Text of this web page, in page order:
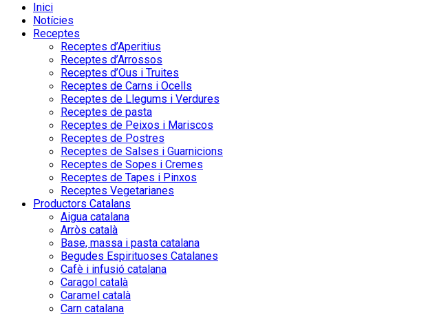
Inici
Notícies
Receptes
Receptes d’Aperitius
Receptes d’Arrossos
Receptes d’Ous i Truites
Receptes de Carns i Ocells
Receptes de Llegums i Verdures
Receptes de pasta
Receptes de Peixos i Mariscos
Receptes de Postres
Receptes de Salses i Guarnicions
Receptes de Sopes i Cremes
Receptes de Tapes i Pinxos
Receptes Vegetarianes
Productors Catalans
Aigua catalana
Arròs català
Base, massa i pasta catalana
Begudes Espirituoses Catalanes
Cafè i infusió catalana
Caragol català
Caramel català
Carn catalana